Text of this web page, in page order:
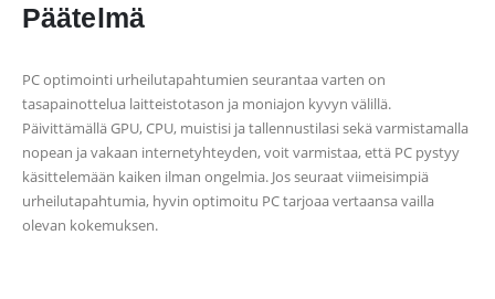
Päätelmä
PC optimointi urheilutapahtumien seurantaa varten on
tasapainottelua laitteistotason ja moniajon kyvyn välillä.
Päivittämällä GPU, CPU, muistisi ja tallennustilasi sekä varmistamalla
nopean ja vakaan internetyhteyden, voit varmistaa, että PC pystyy
käsittelemään kaiken ilman ongelmia. Jos seuraat viimeisimpiä
urheilutapahtumia, hyvin optimoitu PC tarjoaa vertaansa vailla
olevan kokemuksen.